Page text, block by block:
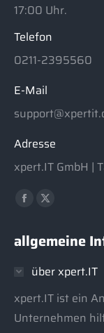
17:00 Uhr.
Telefon
0211-2395560
E-Mail
Adresse
xpert.IT GmbH |
Finden Sie uns
Facebook
opens
new
window
X
opens
new
window
allgemeine
über xpert.IT
xpert.IT ist ein
Unternehmen